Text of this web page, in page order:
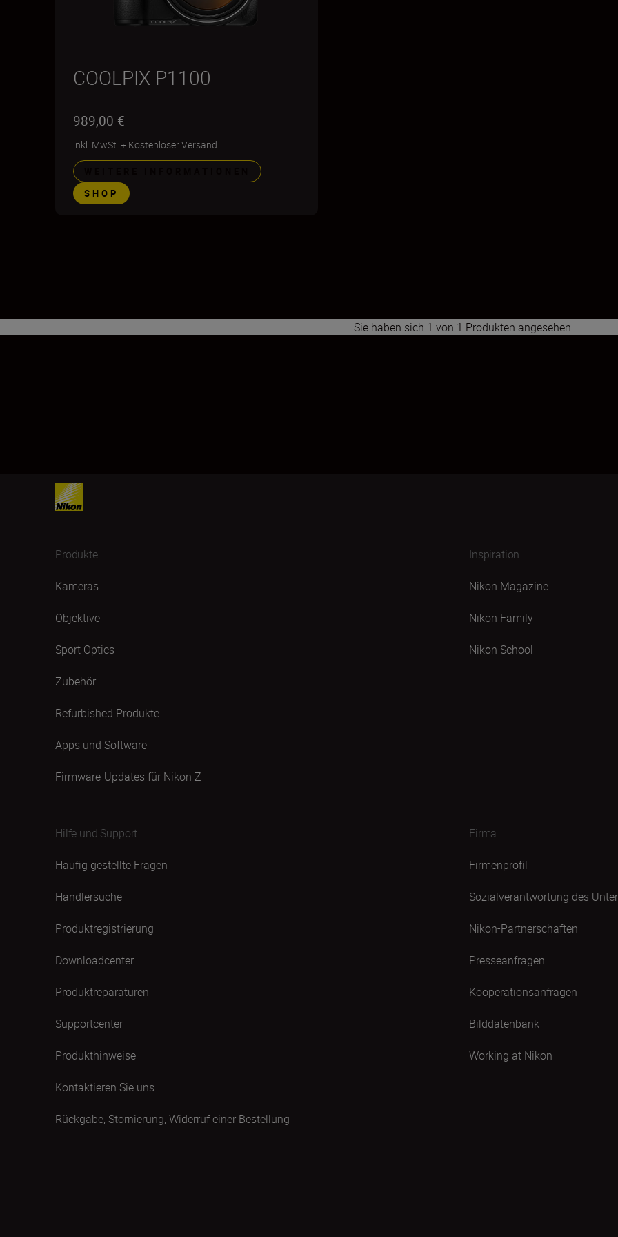
COOLPIX P1100
989,00 €
inkl. MwSt. + Kostenloser Versand
SHOP
Sie haben sich 1 von 1 Produkten angesehen.
Produkte
Kameras
Objektive
Sport Optics
Zubehör
Refurbished Produkte
Apps und Software
Firmware-Updates für Nikon Z
Inspiration
Nikon Magazine
Nikon Family
Nikon School
Hilfe und Support
Häufig gestellte Fragen
Händlersuche
Produktregistrierung
Downloadcenter
Produktreparaturen
Supportcenter
Produkthinweise
Kontaktieren Sie uns
Rückgabe, Stornierung, Widerruf einer Bestellung
Firma
Firmenprofil
Sozialverantwortung des
Nikon-Partnerschaften
Presseanfragen
Kooperationsanfragen
Bilddatenbank
Working at Nikon